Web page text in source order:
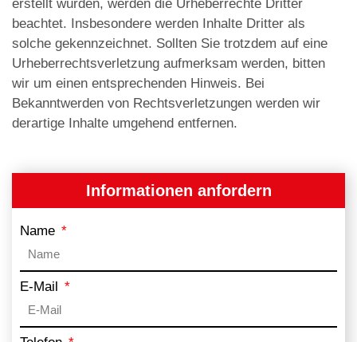
erstellt wurden, werden die Urheberrechte Dritter
beachtet. Insbesondere werden Inhalte Dritter als
solche gekennzeichnet. Sollten Sie trotzdem auf eine
Urheberrechtsverletzung aufmerksam werden, bitten
wir um einen entsprechenden Hinweis. Bei
Bekanntwerden von Rechtsverletzungen werden wir
derartige Inhalte umgehend entfernen.
Informationen anfordern
Name
E-Mail